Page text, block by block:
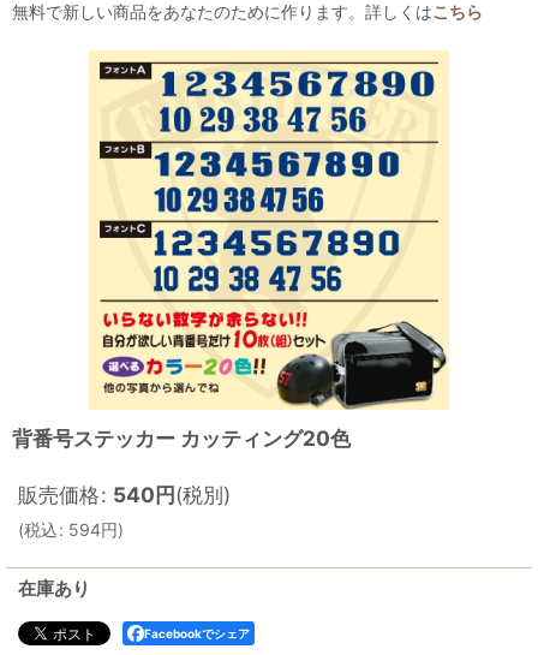
無料で新しい商品をあなたのために作ります。詳しくはこちら
背番号ステッカー カッティング20色
販売価格: 540円(税別)
(税込: 594円)
在庫あり
Facebookでシェア